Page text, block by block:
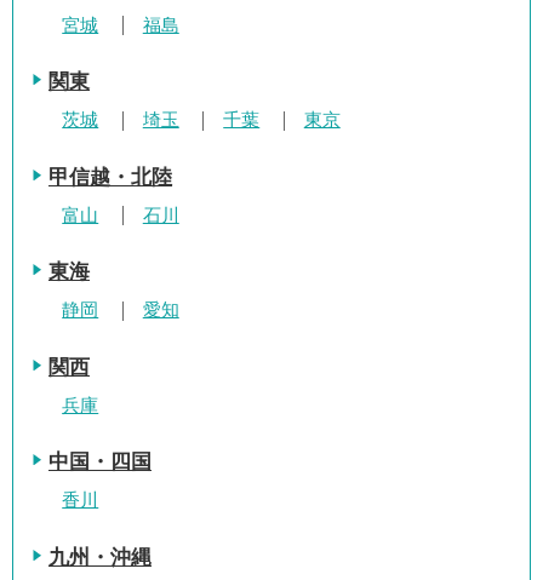
宮城 福島
関東
茨城 埼玉 千葉 東京
甲信越・北陸
富山 石川
東海
静岡 愛知
関西
兵庫
中国・四国
香川
九州・沖縄